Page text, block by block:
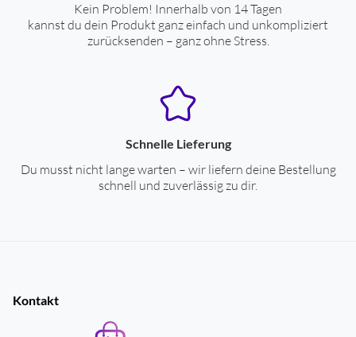
Kein Problem! Innerhalb von 14 Tagen
kannst du dein Produkt ganz einfach und unkompliziert
zurücksenden – ganz ohne Stress.
Schnelle Lieferung
Du musst nicht lange warten – wir liefern deine Bestellung
schnell und zuverlässig zu dir.
Kontakt